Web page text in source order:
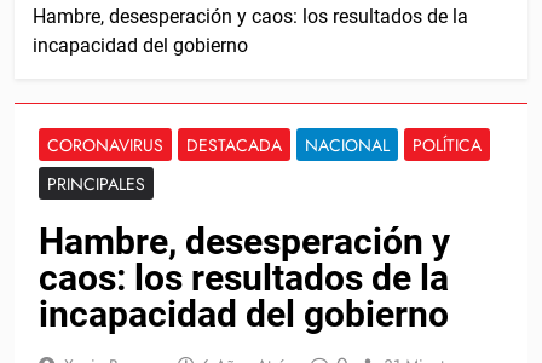
Hambre, desesperación y caos: los resultados de la
incapacidad del gobierno
CORONAVIRUS DESTACADA NACIONAL
POLÍTICA
PRINCIPALES
Hambre, desesperación y
caos: los resultados de la
incapacidad del gobierno